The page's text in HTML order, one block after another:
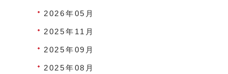
2026年05月
2025年11月
2025年09月
2025年08月